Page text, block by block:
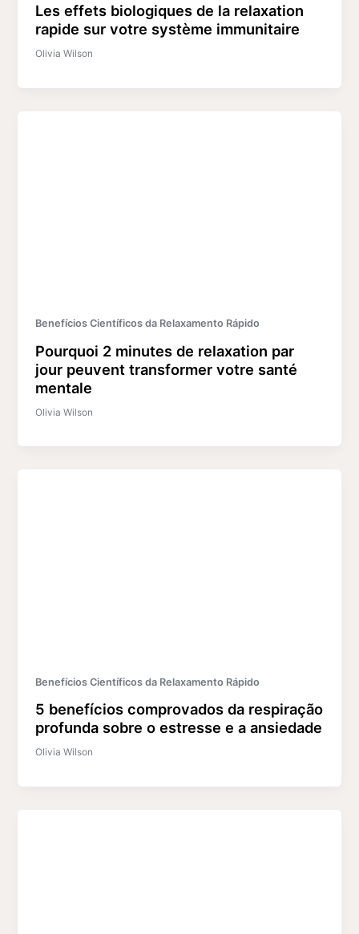
Les effets biologiques de la relaxation
rapide sur votre système immunitaire
Olivia Wilson
Benefícios Científicos da Relaxamento Rápido
Pourquoi 2 minutes de relaxation par
jour peuvent transformer votre santé
mentale
Olivia Wilson
Benefícios Científicos da Relaxamento Rápido
5 benefícios comprovados da respiração
profunda sobre o estresse e a ansiedade
Olivia Wilson